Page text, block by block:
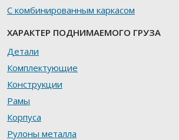
С комбинированным каркасом
ХАРАКТЕР ПОДНИМАЕМОГО ГРУЗА
Детали
Комплектующие
Конструкции
Рамы
Корпуса
Рулоны металла